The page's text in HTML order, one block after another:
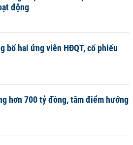
động
bố hai ứng viên HĐQT, cổ phiếu
hơn 700 tỷ đồng, tâm điểm hướng